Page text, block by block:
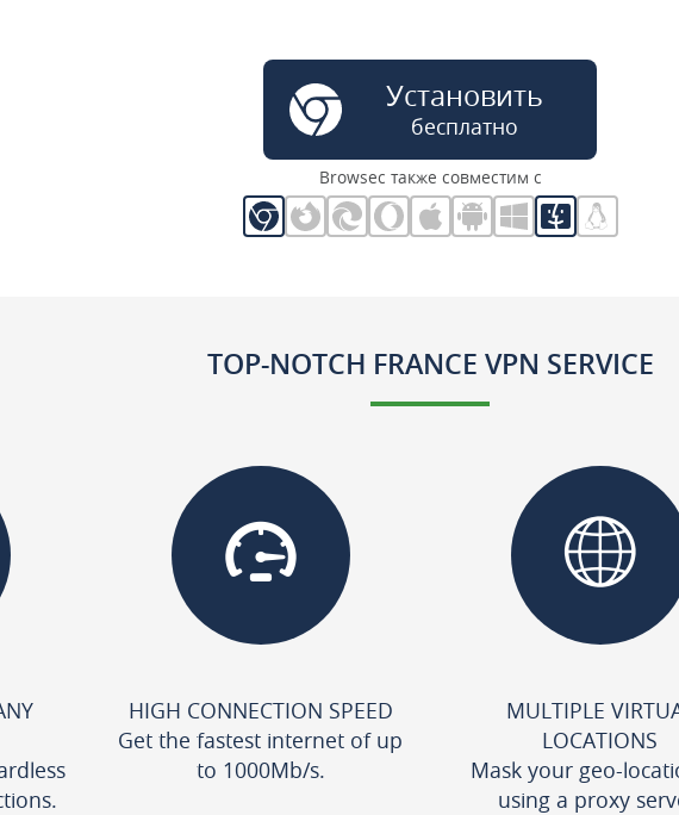
Установить
бесплатно
Browsec также совместим с
TOP-NOTCH FRANCE VPN SERVICE
HIGH CONNECTION SPEED
Get the fastest internet of up
to 1000Mb/s.
MULTIPLE
LOCATIONS
Mask your geo-
using a proxy